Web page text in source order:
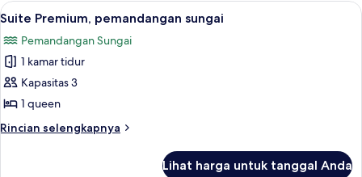
pemandangan
Lihat
semua
foto
untuk
Suite
Premium,
pemandangan
sungai
11
Suite Premium, pemandangan sungai
Pemandangan Sungai
1 kamar tidur
Kapasitas 3
1 queen
Rincian selengkapnya
Rincian
Lihat harga untuk tanggal Anda